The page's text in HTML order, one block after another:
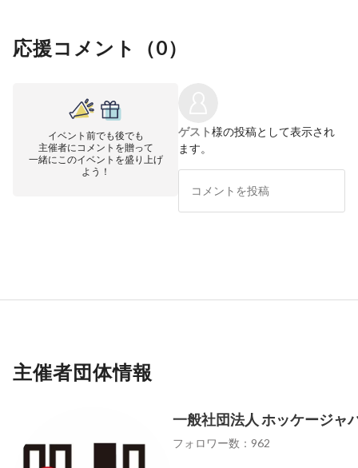
応援コメント（0）
イベント前でも後でも
主催者にコメントを贈って
一緒にこのイベントを盛り上げ
よう！
ゲスト様の投稿として表示され
ます。
主催者団体情報
一般社団法人 ホッケージャ
フォロワー数：962